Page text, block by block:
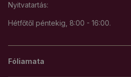
Nyitvatartás:
Hétfőtől péntekig, 8:00 - 16:00.
Fóliamata